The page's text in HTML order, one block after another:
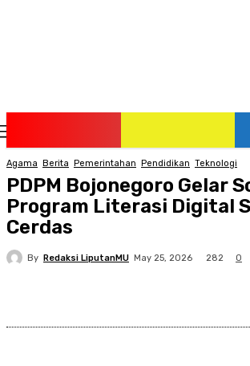
Agama Berita Pemerintahan Pendidikan Teknologi
PDPM Bojonegoro Gelar
Program Literasi Digital
Cerdas
By Redaksi LiputanMU May 25, 2026 282 0